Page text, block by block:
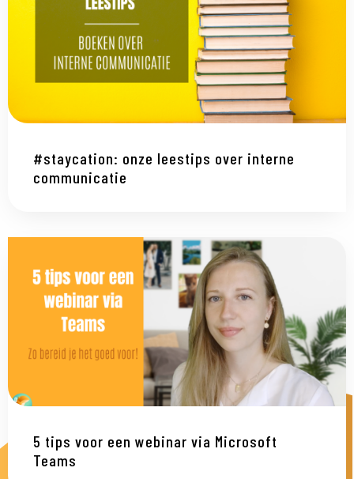
#staycation: onze leestips over interne
communicatie
5 tips voor een webinar via Microsoft
Teams